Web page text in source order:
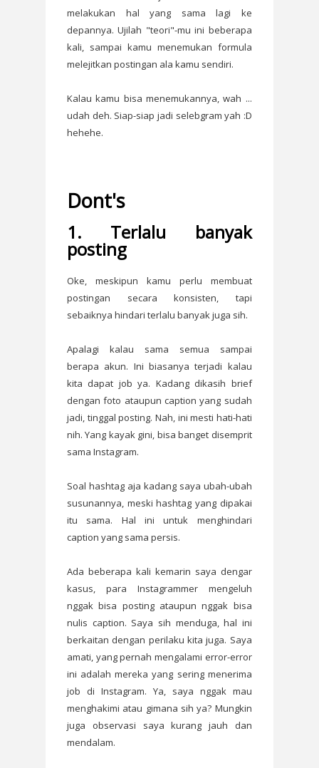
melakukan hal yang sama lagi ke
depannya. Ujilah "teori"-mu ini beberapa
kali, sampai kamu menemukan formula
melejitkan postingan ala kamu sendiri.
Kalau kamu bisa menemukannya, wah ...
udah deh. Siap-siap jadi selebgram yah :D
hehehe.
Dont's
1. Terlalu banyak
posting
Oke, meskipun kamu perlu membuat
postingan secara konsisten, tapi
sebaiknya hindari terlalu banyak juga sih.
Apalagi kalau sama semua sampai
berapa akun. Ini biasanya terjadi kalau
kita dapat job ya. Kadang dikasih brief
dengan foto ataupun caption yang sudah
jadi, tinggal posting. Nah, ini mesti hati-hati
nih. Yang kayak gini, bisa banget disemprit
sama Instagram.
Soal hashtag aja kadang saya ubah-ubah
susunannya, meski hashtag yang dipakai
itu sama. Hal ini untuk menghindari
caption yang sama persis.
Ada beberapa kali kemarin saya dengar
kasus, para Instagrammer mengeluh
nggak bisa posting ataupun nggak bisa
nulis caption. Saya sih menduga, hal ini
berkaitan dengan perilaku kita juga. Saya
amati, yang pernah mengalami error-error
ini adalah mereka yang sering menerima
job di Instagram. Ya, saya nggak mau
menghakimi atau gimana sih ya? Mungkin
juga observasi saya kurang jauh dan
mendalam.